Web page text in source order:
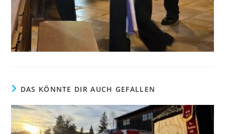
DAS KÖNNTE DIR AUCH GEFALLEN